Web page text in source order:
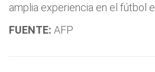
amplia experiencia en el fútbol
FUENTE: AFP